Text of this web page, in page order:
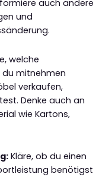
auch andere
und
welche
mitnehmen
verkaufen,
Denke auch an
wie Kartons,
Kläre, ob du einen
benötigst